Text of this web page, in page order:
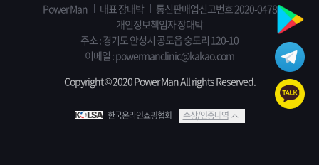
Power Man 대표 장대박
통신판매업신고번호 2020-0478
개인정보책임자 장대박
주소 : 경기도 안성시 공도읍 숭도리 120-10
이메일 : powermanclinic@kakao.com
Copyright © 2020 Power Man All rights Reserved.
한국온라인쇼핑협회 수상/인증내역